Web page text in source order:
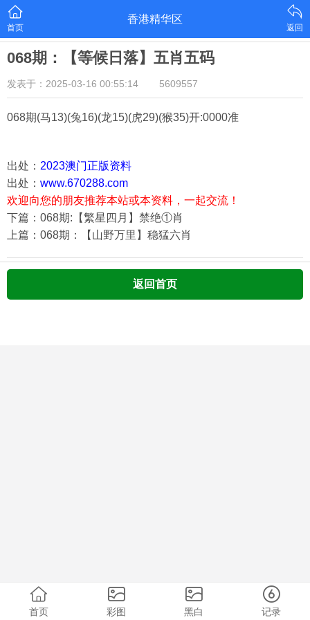
首页
香港精华区
返回
068期：【等候日落】五肖五码
发表于：2025-03-16 00:55:14 5609557
068期(马13)(兔16)(龙15)(虎29)(猴35)开:0000准
出处： 2023澳门正版资料
出处： www.670288.com
欢迎向您的朋友推荐本站或本资料，一起交流！
下篇：068期:【繁星四月】禁绝①肖
上篇：068期：【山野万里】稳猛六肖
返回首页
首页 彩图 黑白 记录